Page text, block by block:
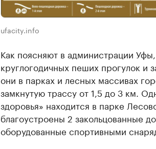
ufacity.info
Как поясняют в администрации
круглогодичных пеших прогулок и
они в парках и лесных массивах
замкнутую трассу от 1,5 до 3 км.
здоровья» находится в парке
благоустроены 2 закольцованные
оборудованные спортивными